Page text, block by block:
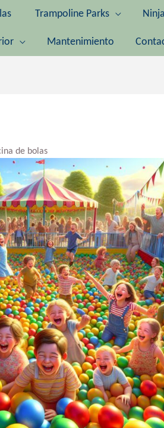
Trampoline Parks
Mantenimiento
de bolas